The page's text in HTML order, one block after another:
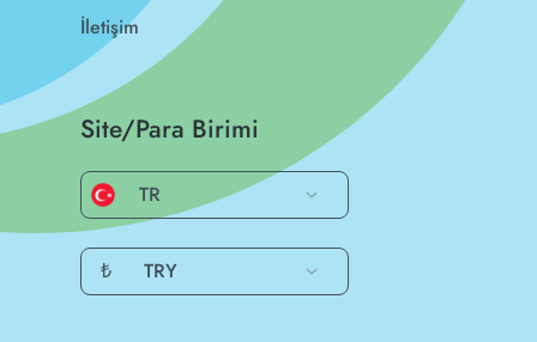
İletişim
Site/Para Birimi
TR
₺ TRY